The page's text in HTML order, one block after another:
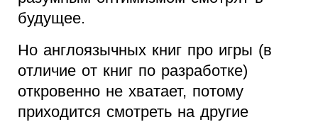
будущее.
Но англоязычных книг про игры (в
отличие от книг по разработке)
откровенно не хватает, потому
приходится смотреть на другие